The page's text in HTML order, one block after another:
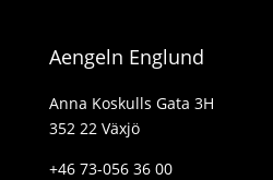
Aengeln Englund
Anna Koskulls Gata 3H
352 22 Växjö
+46 73-056 36 00